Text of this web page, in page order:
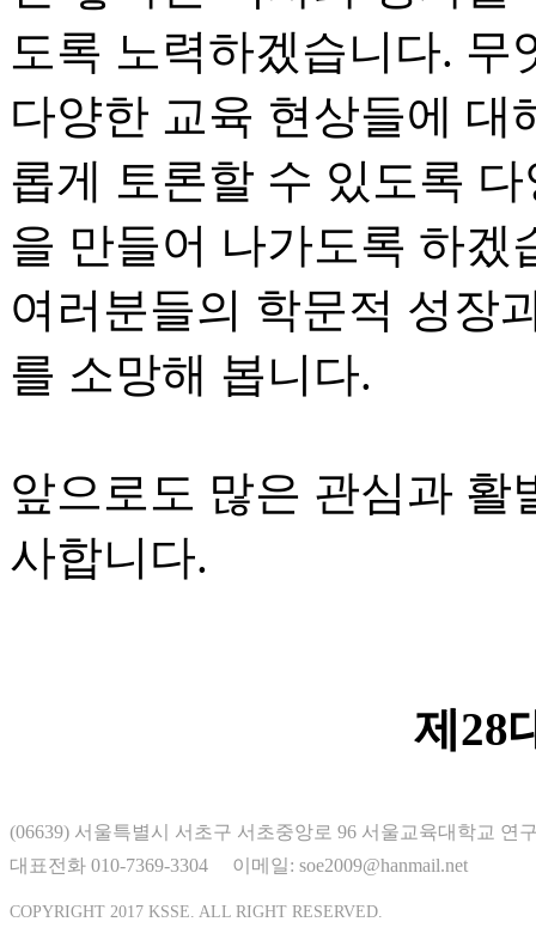
도록 노력하겠습니다.
다양한 교육 현상들에 대
롭게 토론할 수 있도록
을 만들어 나가도록 하겠
여러분들의 학문적 성장
를 소망해 봅니다.
앞으로도 많은 관심과 활
사합니다.
제28
(06639) 서울특별시 서초구 서초중앙로 96 서울교육대학교 연
대표전화 010-7369-3304 이메일: soe2009@hanmail.net
COPYRIGHT 2017 KSSE. ALL RIGHT RESERVED.